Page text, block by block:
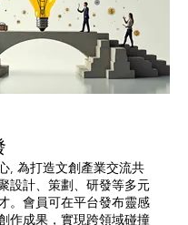
, 為打造文創產業交流共
設計、策劃、研發等多元
。會員可在平台發布靈感
作成果，實現跨領域碰撞